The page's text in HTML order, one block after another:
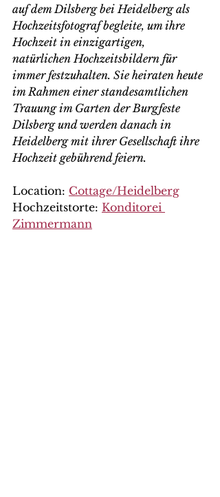
auf dem Dilsberg bei Heidelberg als
Hochzeitsfotograf begleite, um ihre
Hochzeit in einzigartigen,
natürlichen Hochzeitsbildern für
immer festzuhalten. Sie heiraten heute
im Rahmen einer standesamtlichen
Trauung im Garten der Burgfeste
Dilsberg und werden danach in
Heidelberg mit ihrer Gesellschaft ihre
Hochzeit gebührend feiern.
Location: Cottage/Heidelberg
Hochzeitstorte: Konditorei
Zimmermann